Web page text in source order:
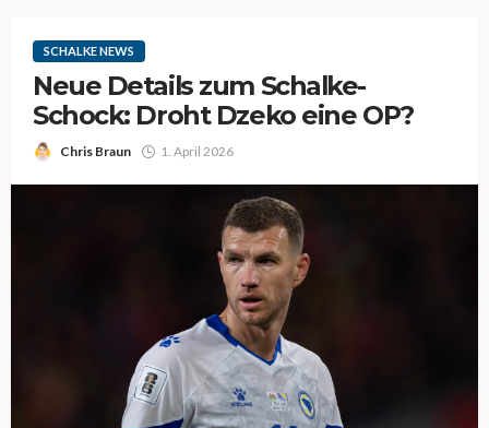
SCHALKE NEWS
Neue Details zum Schalke-
Schock: Droht Dzeko eine OP?
Chris Braun 1. April 2026